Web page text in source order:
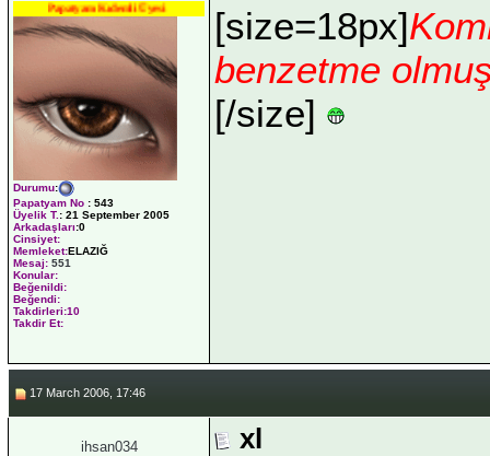
Papatyam Kıdemli Üyesi
Durumu:
Papatyam No : 543
Üyelik T.: 21 September 2005
Arkadaşları:0
Cinsiyet:
Memleket:ELAZIĞ
Mesaj: 551
Konular:
Beğenildi:
Beğendi:
Takdirleri:10
Takdir Et:
[size=18px]
benzetme
[/size]
17 March 2006, 17:46
ihsan034 xl